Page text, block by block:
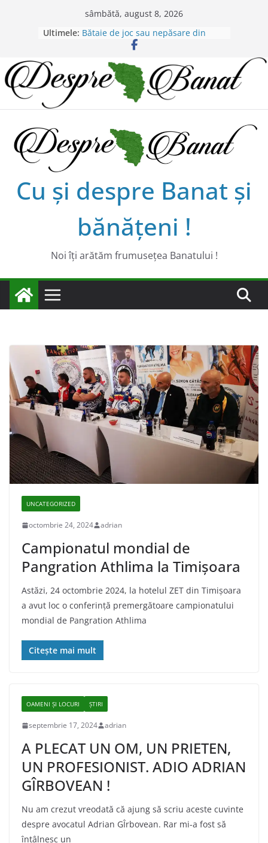
sâmbătă, august 8, 2026
Ultimele: Bătaie de joc sau nepăsare din
partea administraţiei judeţene?
în Timișoara
Alex Murgoi, un glas al lumii
satului bănățean !
20 de trăiri, 20 de visuri cu
Chilipiruri pentru micii viticultorii
bănăţeni !
Cu şi despre Banat şi
bănăţeni !
Noi îţi arătăm frumuseţea Banatului !
UNCATEGORIZED
octombrie 24, 2024 adrian
Campionatul mondial de
Pangration Athlima la Timișoara
Astăzi, 24 octombrie 2024, la hotelul ZET din Timișoara
a avut loc o conferință premergătoare campionatului
mondial de Pangration Athlima
Citește mai mult
OAMENI ȘI LOCURI ȘTIRI
septembrie 17, 2024 adrian
A PLECAT UN OM, UN PRIETEN,
UN PROFESIONIST. ADIO ADRIAN
GÎRBOVEAN !
Nu am crezut vreodată că ajung să scriu aceste cuvinte
despre avocatul Adrian GÎrbovean. Rar mi-a fost să
întâlnesc un